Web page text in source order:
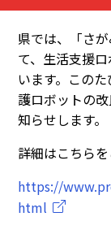
県では、「さ
て、生活支援
います。この
護ロボットの
知らせします。
詳細はこちら
https://
html